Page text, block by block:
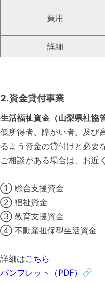
費用
詳細
2.資金貸付事業
生活福祉資金（山梨県社協
低所得者、障がい者、及び
るよう資金の貸付けと必要
ご相談がある場合は、お近
① 総合支援資金
② 福祉資金
③ 教育支援資金
④ 不動産担保型生活資金
詳細はこちら
パンフレット（PDF）